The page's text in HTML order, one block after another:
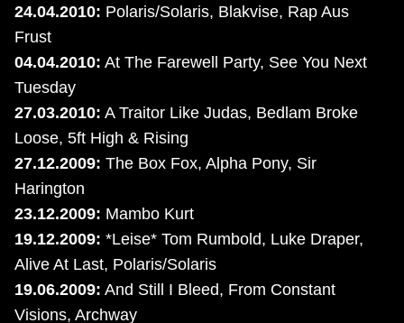
24.04.2010: Polaris/Solaris, Blakvise, Rap Aus
Frust
04.04.2010: At The Farewell Party, See You Next
Tuesday
27.03.2010: A Traitor Like Judas, Bedlam Broke
Loose, 5ft High & Rising
27.12.2009: The Box Fox, Alpha Pony, Sir
Harington
23.12.2009: Mambo Kurt
19.12.2009: *Leise* Tom Rumbold, Luke Draper,
Alive At Last, Polaris/Solaris
19.06.2009: And Still I Bleed, From Constant
Visions, Archway